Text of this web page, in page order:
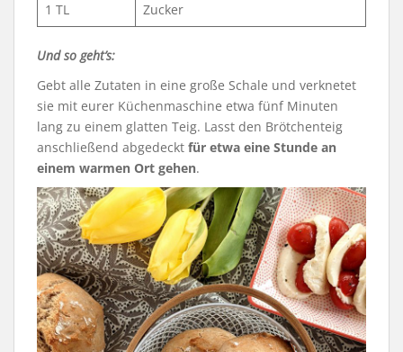
1 TL
Zucker
Und so geht’s:
Gebt alle Zutaten in eine große Schale und verknetet
sie mit eurer Küchenmaschine etwa fünf Minuten
lang zu einem glatten Teig. Lasst den Brötchenteig
anschließend abgedeckt für etwa eine Stunde an
einem warmen Ort gehen.